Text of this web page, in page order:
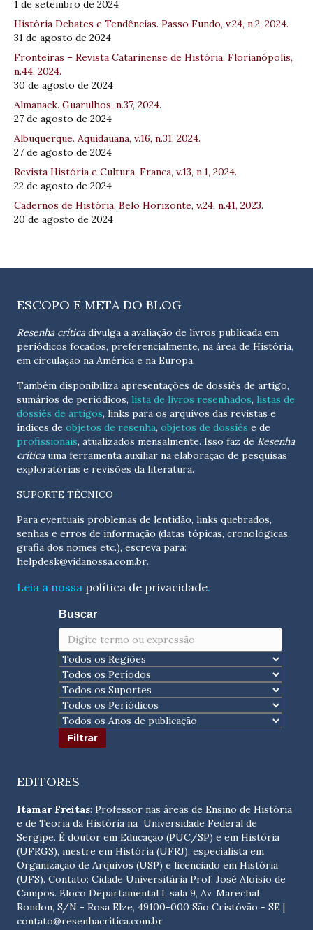
1 de setembro de 2024
História Debates e Tendências. Passo Fundo, v.24, n.2, 2024.
31 de agosto de 2024
Fronteiras – Revista Catarinense de História. Florianópolis,
n.44, 2024.
30 de agosto de 2024
Almanack. Guarulhos, n.37, 2024.
27 de agosto de 2024
Albuquerque. Aquidauana, v.16, n.31, 2024.
27 de agosto de 2024
Revista História e Cultura. Franca, v.13, n.1, 2024.
22 de agosto de 2024
Cadernos de História. Belo Horizonte, v.24, n.41, 2023.
20 de agosto de 2024
ESCOPO E META DO BLOG
Resenha críticadivulga a avaliação de livros publicada em
periódicos focados, preferencialmente, na área de História,
em circulação na América e na Europa.
Também disponibiliza apresentações de dossiês de artigo,
sumários de periódicos, lista de livros resenhados, listas de
dossiês de artigos, links para os arquivos das revistas e
índices de objetos de resenha, objetos de dossiês e de
profissionais, atualizados mensalmente. Isso faz de Resenha
críticauma ferramenta auxiliar na elaboração de pesquisas
exploratórias e revisões da literatura.
SUPORTE TÉCNICO
Para eventuais problemas de lentidão, links quebrados,
senhas e erros de informação (datas tópicas, cronológicas,
helpdesk@vidanossa.com.br.
Leia a nossa política de privacidade.
Buscar
EDITORES
Itamar Freitas: Professor nas áreas de Ensino de História
e de Teoria da História na Universidade Federal de
Sergipe. É doutor em Educação (PUC/SP) e em História
(UFRGS), mestre em História (UFRJ), especialista em
Organização de Arquivos (USP) e licenciado em História
(UFS). Contato: Cidade Universitária Prof. José Aloísio de
Campos. Bloco Departamental I, sala 9, Av. Marechal
Rondon, S/N - Rosa Elze, 49100-000 São Cristóvão - SE |
contato@resenhacritica.com.br